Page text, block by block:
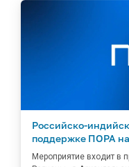
Российско-
поддержке ПОРА
Мероприятие входит в